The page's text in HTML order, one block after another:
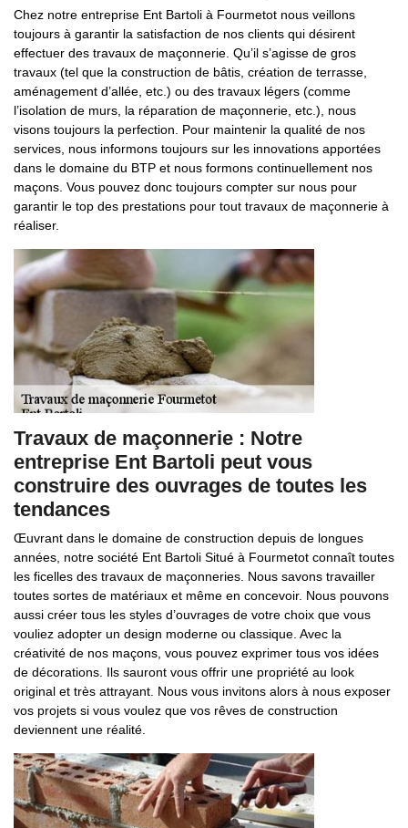
Chez notre entreprise Ent Bartoli à Fourmetot nous veillons
toujours à garantir la satisfaction de nos clients qui désirent
effectuer des travaux de maçonnerie. Qu’il s’agisse de gros
travaux (tel que la construction de bâtis, création de terrasse,
aménagement d’allée, etc.) ou des travaux légers (comme
l’isolation de murs, la réparation de maçonnerie, etc.), nous
visons toujours la perfection. Pour maintenir la qualité de nos
services, nous informons toujours sur les innovations apportées
dans le domaine du BTP et nous formons continuellement nos
maçons. Vous pouvez donc toujours compter sur nous pour
garantir le top des prestations pour tout travaux de maçonnerie à
réaliser.
Travaux de maçonnerie : Notre
entreprise Ent Bartoli peut vous
construire des ouvrages de toutes les
tendances
Œuvrant dans le domaine de construction depuis de longues
années, notre société Ent Bartoli Situé à Fourmetot connaît toutes
les ficelles des travaux de maçonneries. Nous savons travailler
toutes sortes de matériaux et même en concevoir. Nous pouvons
aussi créer tous les styles d’ouvrages de votre choix que vous
vouliez adopter un design moderne ou classique. Avec la
créativité de nos maçons, vous pouvez exprimer tous vos idées
de décorations. Ils sauront vous offrir une propriété au look
original et très attrayant. Nous vous invitons alors à nous exposer
vos projets si vous voulez que vos rêves de construction
deviennent une réalité.